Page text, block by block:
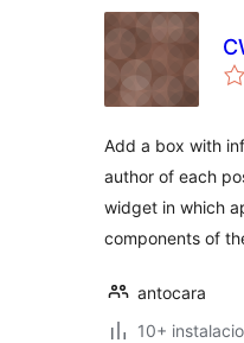
Add a box with
author of each
widget in which
components of
antocara
10+